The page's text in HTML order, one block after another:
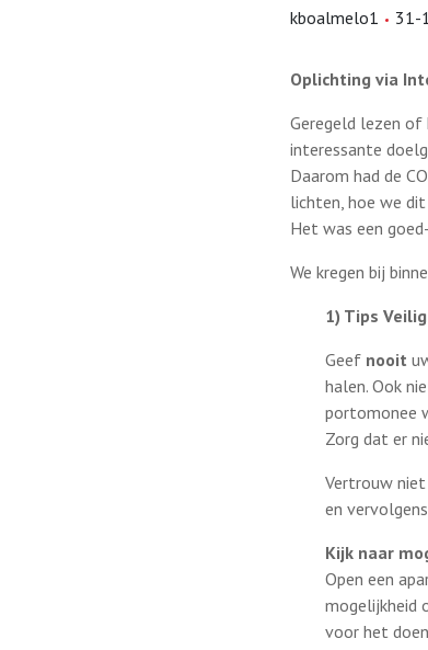
kboalmelo1 31-
Oplichting via
Geregeld lezen of
interessante
Daarom had de
lichten, hoe we
Het was een
We kregen bij
1) Tips
Geef nooit
halen. Ook
portomonee
Zorg dat er
Vertrouw niet
en
Kijk naar
Open een
mogelijkheid
voor het